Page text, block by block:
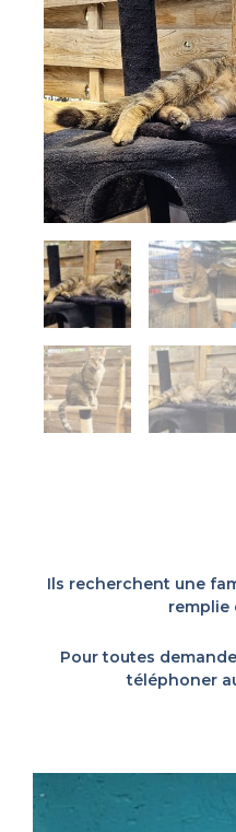
Ils recherchent une
remplie
Pour toutes
téléphoner